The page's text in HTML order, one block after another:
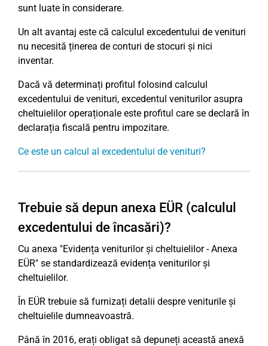
sunt luate în considerare.
Un alt avantaj este că calculul excedentului de venituri
nu necesită ținerea de conturi de stocuri și nici
inventar.
Dacă vă determinați profitul folosind calculul
excedentului de venituri, excedentul veniturilor asupra
cheltuielilor operaționale este profitul care se declară în
declarația fiscală pentru impozitare.
Ce este un calcul al excedentului de venituri?
Trebuie să depun anexa EÜR (calculul
excedentului de încasări)?
Cu anexa "Evidența veniturilor și cheltuielilor - Anexa
EÜR" se standardizează evidența veniturilor și
cheltuielilor.
În EÜR trebuie să furnizați detalii despre veniturile și
cheltuielile dumneavoastră.
Până în 2016, erați obligat să depuneți această anexă